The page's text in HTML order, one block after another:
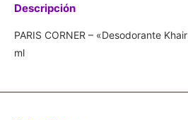
Descripción
PARIS CORNER – «Desodorante
ml